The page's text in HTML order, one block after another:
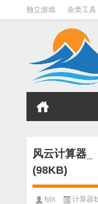
独立游戏 杂类工具
QQ其它
软件分类
风云计算器_
(98KB)
fyjs 计算器